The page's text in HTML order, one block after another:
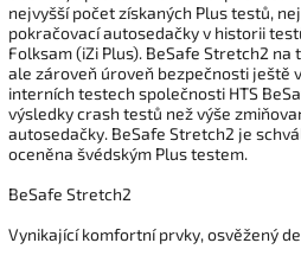
nejvyšší počet získaných Plus testů,
pokračovací autosedačky v historii
Folksam (iZi Plus). BeSafe Stretch2
ale zároveň úroveň bezpečnosti ještě
interních testech společnosti HTS
výsledky crash testů než výše
autosedačky. BeSafe Stretch2 je
oceněna švédským Plus testem.
BeSafe Stretch2
Vynikající komfortní prvky, osvěžený